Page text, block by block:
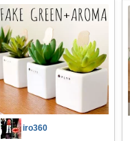
iro360